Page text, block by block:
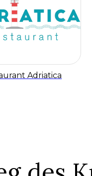
Adriatica